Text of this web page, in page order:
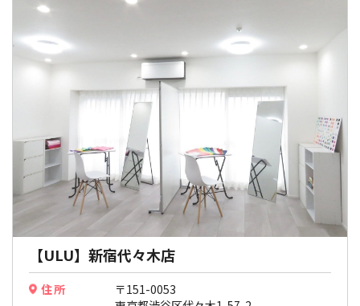
【ULU】新宿代々木店
住所
〒151-0053